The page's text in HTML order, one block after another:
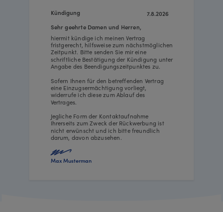
7.8.2026
hiermit kündige ich meinen Vertrag
fristgerecht, hilfsweise zum nächstmöglichen
Zeitpunkt. Bitte senden Sie mir eine
schriftliche Bestätigung der Kündigung unter
Angabe des Beendigungszeitpunktes zu.
Sofern Ihnen für den betreffenden Vertrag
eine Einzugsermächtigung vorliegt,
widerrufe ich diese zum Ablauf des
Vertrages.
Jegliche Form der Kontaktaufnahme
Ihrerseits zum Zweck der Rückwerbung ist
nicht erwünscht und ich bitte freundlich
darum, davon abzusehen.
Sehr geehrte Damen und Herren,
Kündigung
Max Musterman